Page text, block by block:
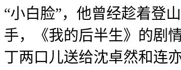
“小白脸”，他曾经趁着登
手，《我的后半生》的剧
丁两口儿送给沈卓然和连